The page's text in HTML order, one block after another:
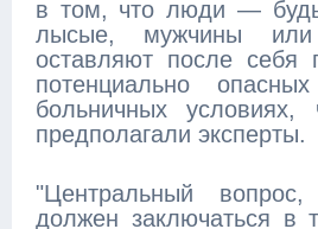
в том, что люди —
лысые, мужчины
оставляют после себя
потенциально
больничных условиях,
предполагали эксперты.
"Центральный
должен заключаться в